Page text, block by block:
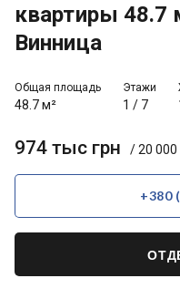
квартиры 48.7
Винница
Общая площадь
48.7 м²
Этажи
1 / 7
974 тыс грн / 20 000
+380